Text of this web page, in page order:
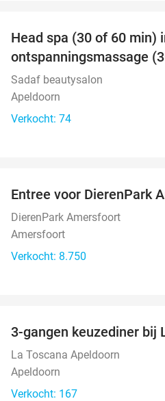
Head spa (30 of 60 min)
ontspanningsmassage
Sadaf beautysalon
Apeldoorn
Verkocht: 74
Entree voor DierenPark
DierenPark Amersfoort
Amersfoort
Verkocht: 8.750
3-gangen keuzediner bij
La Toscana Apeldoorn
Apeldoorn
Verkocht: 167